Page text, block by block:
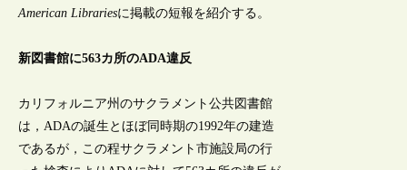
American Librariesに掲載の短報を紹介する。
新図書館に563カ所のADA違反
カリフォルニア州のサクラメント公共図書館
は，ADAの誕生とほぼ同時期の1992年の建造
であるが，この程サクラメント市施設局の行